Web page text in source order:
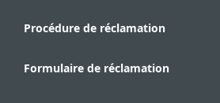
Procédure de réclamation
Formulaire de réclamation